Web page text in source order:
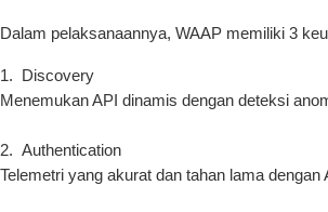
Dalam pelaksanaannya, WAAP memiliki 3
Discovery
Menemukan API dinamis dengan deteksi
Authentication
Telemetri yang akurat dan tahan lama